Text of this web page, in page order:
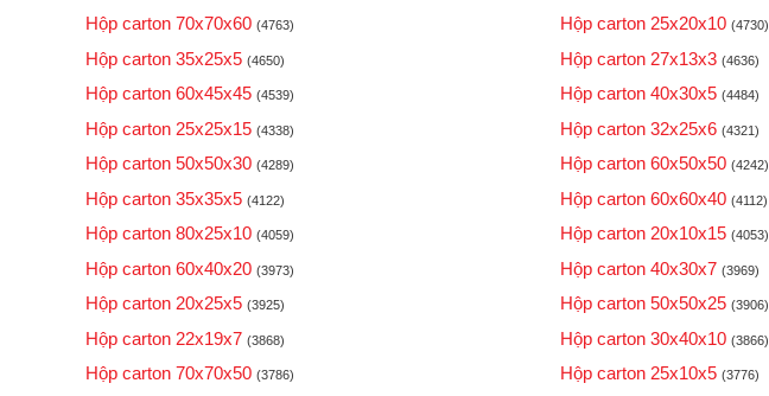
Hộp carton 70x70x60 (4763) Hộp carton 25x20x10 (4730)
Hộp carton 35x25x5 (4650) Hộp carton 27x13x3 (4636)
Hộp carton 60x45x45 (4539) Hộp carton 40x30x5 (4484)
Hộp carton 25x25x15 (4338) Hộp carton 32x25x6 (4321)
Hộp carton 50x50x30 (4289) Hộp carton 60x50x50 (4242)
Hộp carton 35x35x5 (4122) Hộp carton 60x60x40 (4112)
Hộp carton 80x25x10 (4059) Hộp carton 20x10x15 (4053)
Hộp carton 60x40x20 (3973) Hộp carton 40x30x7 (3969)
Hộp carton 20x25x5 (3925) Hộp carton 50x50x25 (3906)
Hộp carton 22x19x7 (3868) Hộp carton 30x40x10 (3866)
Hộp carton 70x70x50 (3786) Hộp carton 25x10x5 (3776)